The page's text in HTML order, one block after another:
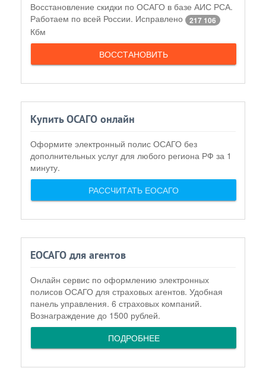
Восстановление скидки по ОСАГО в базе АИС РСА.
Работаем по всей России. Исправлено
217 106
Кбм
ВОССТАНОВИТЬ
Купить ОСАГО онлайн
Оформите электронный полис ОСАГО без
дополнительных услуг для любого региона РФ за 1
минуту.
РАССЧИТАТЬ ЕОСАГО
ЕОСАГО для агентов
Онлайн сервис по оформлению электронных
полисов ОСАГО для страховых агентов. Удобная
панель управления. 6 страховых компаний.
Вознаграждение до 1500 рублей.
ПОДРОБНЕЕ